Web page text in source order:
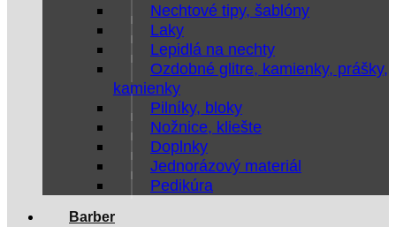
Nechtové tipy, šablóny
Laky
Lepidlá na nechty
Ozdobné glitre, kamienky, prášky,
kamienky
Pilníky, bloky
Nožnice, kliešte
Doplnky
Jednorázový materiál
Pedikúra
Barber